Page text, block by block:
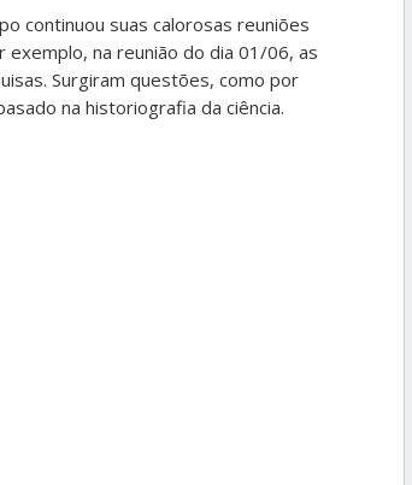
continuou suas calorosas reuniões
exemplo, na reunião do dia 01/06, as
Surgiram questões, como por
na historiografia da ciência.